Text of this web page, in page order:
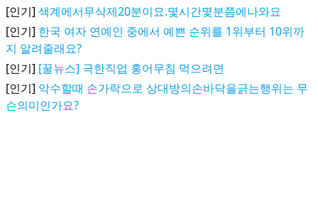
[인기] 색계에서무삭제20분이요.몇시간몇분쯤에나와요
[인기] 한국 여자 연예인 중에서 예쁜 순위를 1위부터 10위까
지 알려줄래요?
[인기] [꿀뉴스] 극한직업 홍어무침 먹으려면
[인기] 악수할때 손가락으로 상대방의손바닥을긁는행위는 무
슨의미인가요?